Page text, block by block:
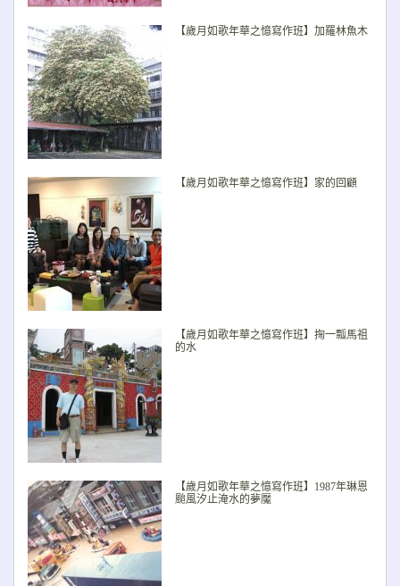
【歲月如歌年華之憶寫作班】加羅林魚木
【歲月如歌年華之憶寫作班】家的回顧
【歲月如歌年華之憶寫作班】掬一瓢馬祖
的水
【歲月如歌年華之憶寫作班】1987年琳恩
颱風汐止淹水的夢魘